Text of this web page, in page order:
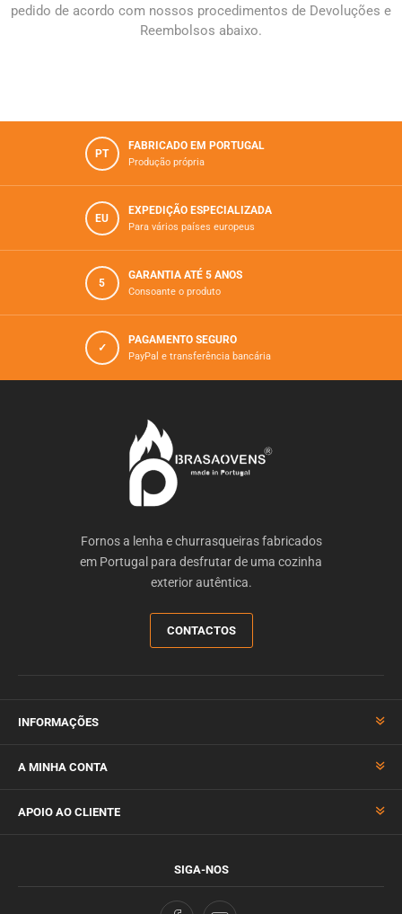
pedido de acordo com nossos procedimentos de Devoluções e
Reembolsos abaixo.
PT
FABRICADO EM PORTUGAL
Produção própria
EU
EXPEDIÇÃO ESPECIALIZADA
Para vários paí­ses europeus
5
GARANTIA ATÉ 5 ANOS
Consoante o produto
✓
PAGAMENTO SEGURO
PayPal e transferência bancária
Fornos a lenha e churrasqueiras fabricados
em Portugal para desfrutar de uma cozinha
exterior autêntica.
CONTACTOS
INFORMAÇÕES
A MINHA CONTA
APOIO AO CLIENTE
SIGA-NOS